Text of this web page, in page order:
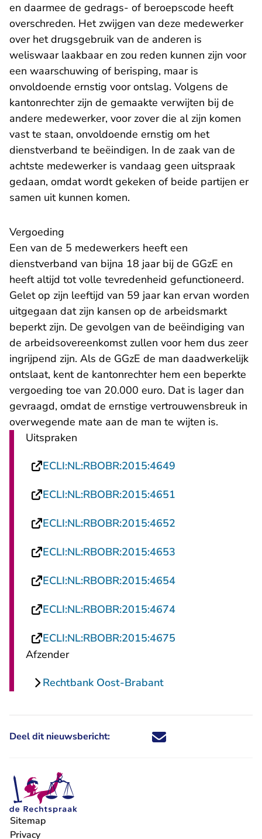
en daarmee de gedrags- of beroepscode heeft
overschreden. Het zwijgen van deze medewerker
over het drugsgebruik van de anderen is
weliswaar laakbaar en zou reden kunnen zijn voor
een waarschuwing of berisping, maar is
onvoldoende ernstig voor ontslag. Volgens de
kantonrechter zijn de gemaakte verwijten bij de
andere medewerker, voor zover die al zijn komen
vast te staan, onvoldoende ernstig om het
dienstverband te beëindigen. In de zaak van de
achtste medewerker is vandaag geen uitspraak
gedaan, omdat wordt gekeken of beide partijen er
samen uit kunnen komen.
Vergoeding
Een van de 5 medewerkers heeft een
dienstverband van bijna 18 jaar bij de GGzE en
heeft altijd tot volle tevredenheid gefunctioneerd.
Gelet op zijn leeftijd van 59 jaar kan ervan worden
uitgegaan dat zijn kansen op de arbeidsmarkt
beperkt zijn. De gevolgen van de beëindiging van
de arbeidsovereenkomst zullen voor hem dus zeer
ingrijpend zijn. Als de GGzE de man daadwerkelijk
ontslaat, kent de kantonrechter hem een beperkte
vergoeding toe van 20.000 euro. Dat is lager dan
gevraagd, omdat de ernstige vertrouwensbreuk in
overwegende mate aan de man te wijten is.
Uitspraken
ECLI:NL:RBOBR:2015:4649
ECLI:NL:RBOBR:2015:4651
ECLI:NL:RBOBR:2015:4652
ECLI:NL:RBOBR:2015:4653
ECLI:NL:RBOBR:2015:4654- U verlaat
ECLI:NL:RBOBR:2015:4674- U verlaat
ECLI:NL:RBOBR:2015:4675
Afzender
Rechtbank Oost-Brabant
Deel dit nieuwsbericht: Deel dit nieuwsbericht via X -
Deel dit nieuwsbericht via
Deel dit nieuwsbericht
Deel dit
Sitemap
Privacy